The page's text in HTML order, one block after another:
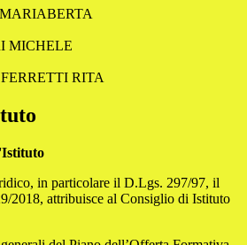
MICHELE
FERRETTI RITA
in particolare il D.Lgs. 297/97, il
2018, attribuisce al Consiglio di Istituto